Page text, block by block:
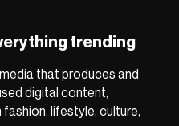
trending
that produces and
digital content,
lifestyle, culture,